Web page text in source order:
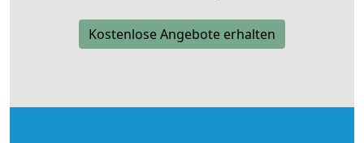
Kostenlose Angebote erhalten